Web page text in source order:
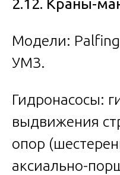
2.12. Краны-
Модели:
УМЗ.
Гидронасосы:
выдвижения
опор
аксиально-